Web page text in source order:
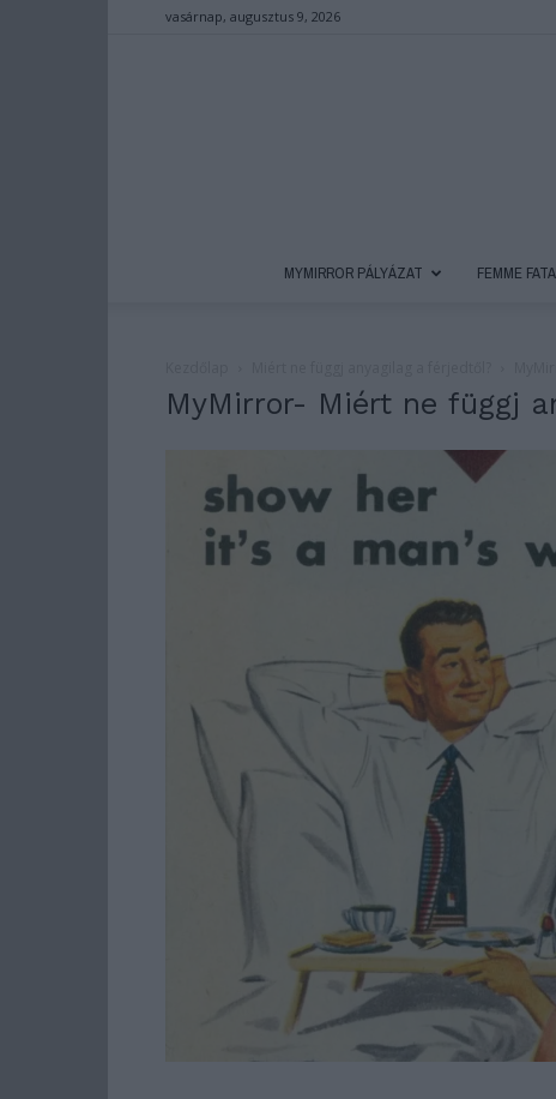
vasárnap, augusztus 9, 2026
MYMIRROR PÁLYÁZAT FEMME
MyMirror- Miért ne függj